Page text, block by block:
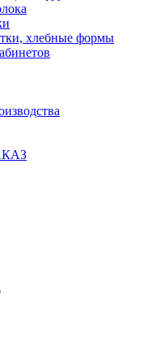
хлебные формы